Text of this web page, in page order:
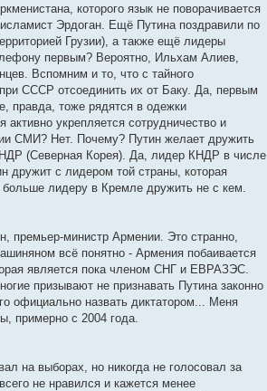
которого язык не поворачивается
Эрдоган. Ещё Путина поздравили по
Грузии), а также ещё лидеры
первым? Вероятно, Ильхам Алиев,
Вспомним и то, что с тайного
СССР отсоединить их от Баку. Да, первым
правда, тоже рядятся в одежки
укрепляется сотрудничество и
СМИ? Нет. Почему? Путин желает дружить
(Северная Корея). Да, лидер КНДР в числе
дружит с лидером той страны, которая
больше лидеру в Кремле дружить не с кем.
премьер-министр Армении. Это странно,
всё понятно - Армения побаивается
является пока членом СНГ и ЕВРАЗЭС.
призывают не признавать Путина законно
официально назвать диктатором... Меня
примерно с 2004 года.
на выборах, но никогда не голосовал за
не нравился и кажется менее